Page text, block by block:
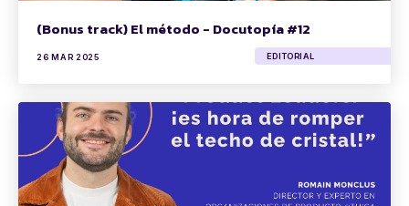
(Bonus track) El método - Docutopía #12
26 MAR 2025 EDITORIAL